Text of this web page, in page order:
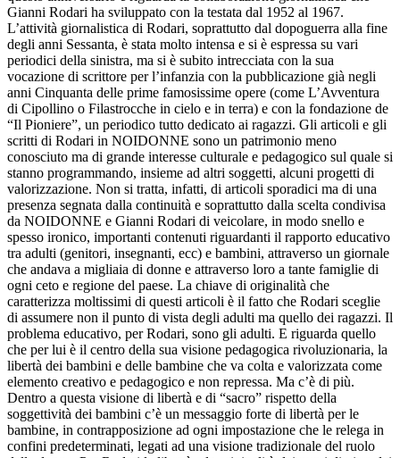
Gianni Rodari ha sviluppato con la testata dal 1952 al 1967.
L’attività giornalistica di Rodari, soprattutto dal dopoguerra alla fine
degli anni Sessanta, è stata molto intensa e si è espressa su vari
periodici della sinistra, ma si è subito intrecciata con la sua
vocazione di scrittore per l’infanzia con la pubblicazione già negli
anni Cinquanta delle prime famosissime opere (come L’Avventura
di Cipollino o Filastrocche in cielo e in terra) e con la fondazione de
“Il Pioniere”, un periodico tutto dedicato ai ragazzi. Gli articoli e gli
scritti di Rodari in NOIDONNE sono un patrimonio meno
conosciuto ma di grande interesse culturale e pedagogico sul quale si
stanno programmando, insieme ad altri soggetti, alcuni progetti di
valorizzazione. Non si tratta, infatti, di articoli sporadici ma di una
presenza segnata dalla continuità e soprattutto dalla scelta condivisa
da NOIDONNE e Gianni Rodari di veicolare, in modo snello e
spesso ironico, importanti contenuti riguardanti il rapporto educativo
tra adulti (genitori, insegnanti, ecc) e bambini, attraverso un giornale
che andava a migliaia di donne e attraverso loro a tante famiglie di
ogni ceto e regione del paese. La chiave di originalità che
caratterizza moltissimi di questi articoli è il fatto che Rodari sceglie
di assumere non il punto di vista degli adulti ma quello dei ragazzi. Il
problema educativo, per Rodari, sono gli adulti. E riguarda quello
che per lui è il centro della sua visione pedagogica rivoluzionaria, la
libertà dei bambini e delle bambine che va colta e valorizzata come
elemento creativo e pedagogico e non repressa. Ma c’è di più.
Dentro a questa visione di libertà e di “sacro” rispetto della
soggettività dei bambini c’è un messaggio forte di libertà per le
bambine, in contrapposizione ad ogni impostazione che le relega in
confini predeterminati, legati ad una visione tradizionale del ruolo